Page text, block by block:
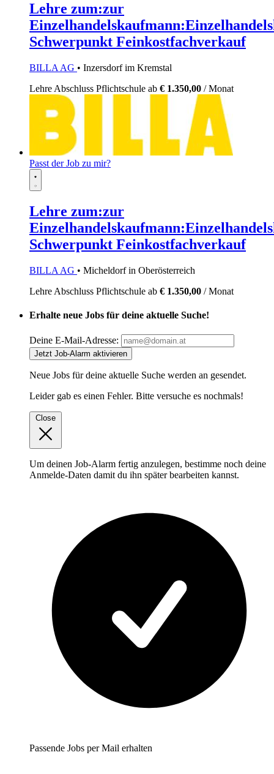
Lehre zum:zur
Schwerpunkt Feinkostfachverkauf
BILLA AG • Inzersdorf im Kremstal
Lehre Abschluss Pflichtschule ab € 1.350,00 / Monat
Passt der Job zu mir?
Lehre zum:zur
Schwerpunkt Feinkostfachverkauf
BILLA AG • Micheldorf in Oberösterreich
Lehre Abschluss Pflichtschule ab € 1.350,00 / Monat
Erhalte neue Jobs für deine aktuelle Suche!
Deine E-Mail-Adresse:
Jetzt Job-Alarm aktivieren
Neue Jobs für deine aktuelle Suche werden an gesendet.
Leider gab es einen Fehler. Bitte versuche es nochmals!
Close
Um deinen Job-Alarm fertig anzulegen, bestimme noch deine
Anmelde-Daten damit du ihn später bearbeiten kannst.
Passende Jobs per Mail erhalten